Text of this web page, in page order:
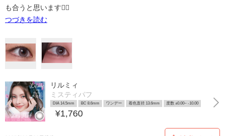
も合うと思います🙆‍♀️
つづきを読む
リルミィ
ミスティパフ
DIA 14.5mm BC 8.6mm ワンデー 着色直径 13.6mm 度数 ±0.00~ -10.00
¥1,760